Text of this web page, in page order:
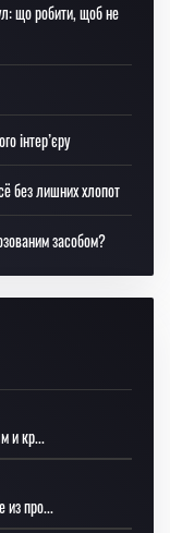
що робити, щоб не
інтер’єру
без лишних хлопот
засобом?
и кр...
из про...